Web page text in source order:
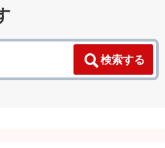
検索する